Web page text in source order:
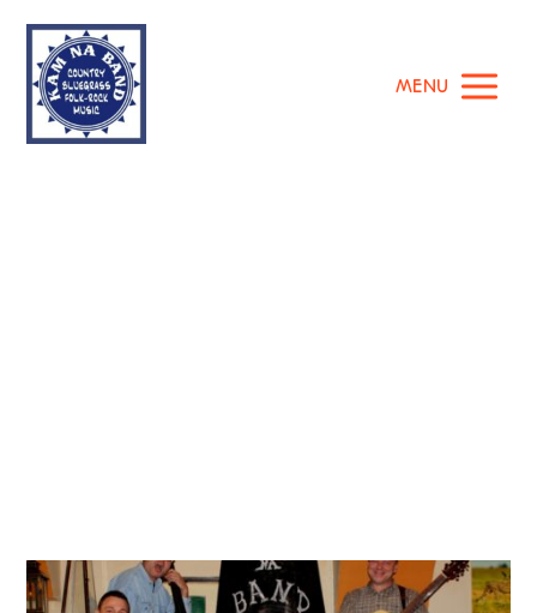
MENU